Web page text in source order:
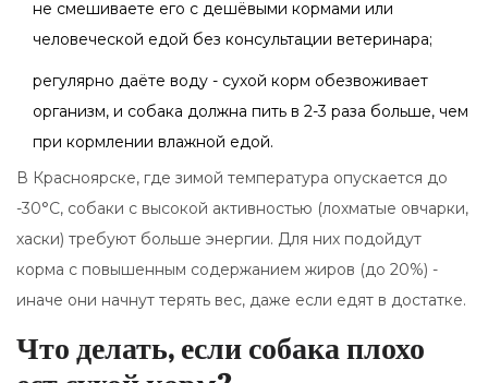
не смешиваете его с дешёвыми кормами или
человеческой едой без консультации ветеринара;
регулярно даёте воду - сухой корм обезвоживает
организм, и собака должна пить в 2-3 раза больше, чем
при кормлении влажной едой.
В Красноярске, где зимой температура опускается до
-30°C, собаки с высокой активностью (лохматые овчарки,
хаски) требуют больше энергии. Для них подойдут
корма с повышенным содержанием жиров (до 20%) -
иначе они начнут терять вес, даже если едят в достатке.
Что делать, если собака плохо